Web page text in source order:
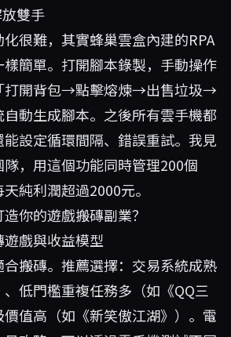
雙手
很難，其實蜂巢雲盒內建的RPA
簡單。打開腳本錄製，手動操作
打開背包→點擊熔煉→出售垃圾→
動生成腳本。之後所有雲手機都
設定循環間隔、錯誤重試。我見
，用這個功能同時管理200個
純利潤超過2000元。
你的遊戲搬磚副業？
戲與收益模型
搬磚。推薦選擇：交易系統成熟
、低門檻重複任務多（如《QQ三
值高（如《新笑傲江湖》）。電